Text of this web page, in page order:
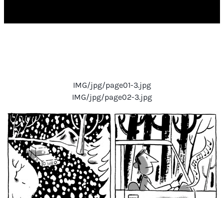
IMG/jpg/page01-3.jpg
IMG/jpg/page02-3.jpg